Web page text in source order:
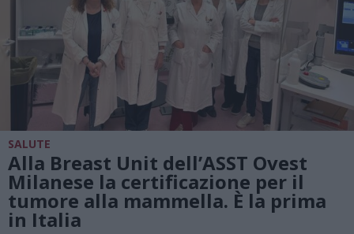
SALUTE
Alla Breast Unit dell’ASST Ovest
Milanese la certificazione per il
tumore alla mammella. È la prima
in Italia